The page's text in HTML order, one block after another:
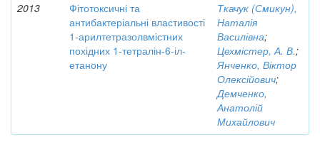
2013
Фітотоксичні та
антибактеріальні властивості
1-арилтетразолвмістних
похідних 1-тетралін-6-іл-
етанону
Ткачук (Смикун),
Наталія
Василівна;
Цехмістер, А. В.;
Янченко, Віктор
Олексійович;
Демченко,
Анатолій
Михайлович